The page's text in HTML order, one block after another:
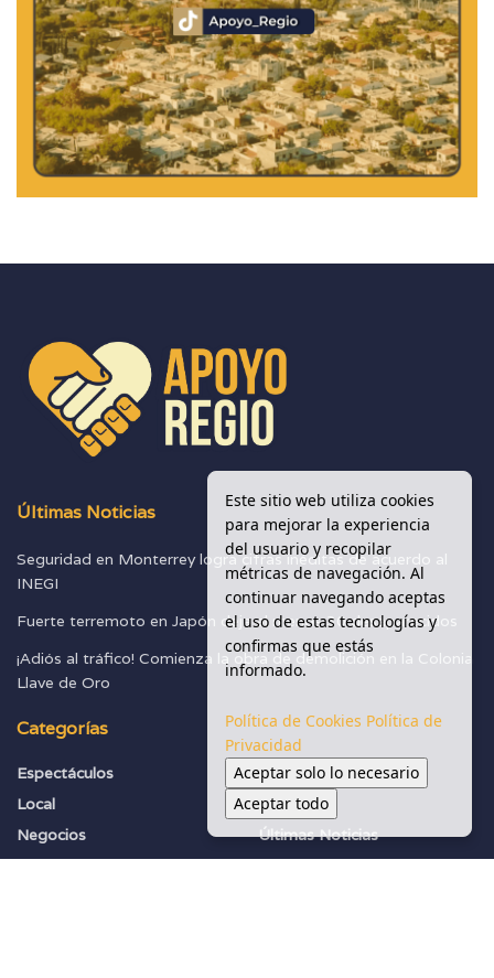
Últimas Noticias
Seguridad en Monterrey logra cifras inéditas de acuerdo al
INEGI
Fuerte terremoto en Japón deja al menos 30 desaparecidos
¡Adiós al tráfico! Comienza la obra de demolición en la Colonia
Llave de Oro
Categorías
Espectáculos
Local
Negocios
Política
Seguridad
Sociedad
Últimas Noticias
Vialidades
Este sitio web utiliza cookies
para mejorar la experiencia
del usuario y recopilar
métricas de navegación. Al
continuar navegando aceptas
el uso de estas tecnologías y
confirmas que estás
informado.
Política de Cookies Política de
Privacidad
Aceptar solo lo necesario
Aceptar todo